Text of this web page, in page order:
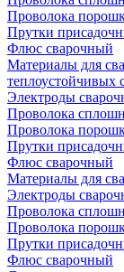
Проволока
Прутки
Флюс сварочный
Материалы для
теплоустойчивых
Электроды
Проволока
Проволока
Прутки
Флюс сварочный
Материалы для
Электроды
Проволока
Проволока
Прутки
Флюс сварочный